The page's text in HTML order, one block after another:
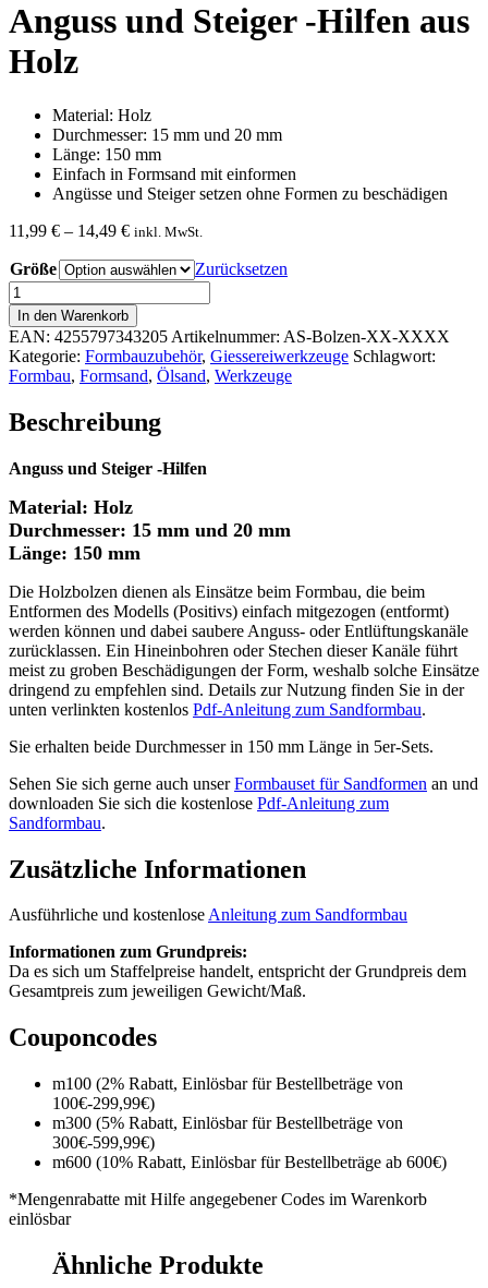
Anguss und Steiger -Hilfen aus
Holz
Material: Holz
Durchmesser: 15 mm und 20 mm
Länge: 150 mm
Einfach in Formsand mit einformen
Angüsse und Steiger setzen ohne Formen zu beschädigen
11,99 € – 14,49 €Preisspanne:
bis
14,49 €
inkl. MwSt.
Größe
Zurücksetzen
Anguss
und
Steiger
-
Hilfen
aus
Menge
In den Warenkorb
EAN: 4255797343205 Artikelnummer: AS-Bolzen-XX-XXXX
Kategorie: Formbauzubehör, Giessereiwerkzeuge Schlagwort:
Formbau, Formsand, Ölsand, Werkzeuge
Beschreibung
Anguss und Steiger -Hilfen
Material: Holz
Durchmesser: 15 mm und 20 mm
Länge: 150 mm
Die Holzbolzen dienen als Einsätze beim Formbau, die beim
Entformen des Modells (Positivs) einfach mitgezogen (entformt)
werden können und dabei saubere Anguss- oder Entlüftungskanäle
zurücklassen. Ein Hineinbohren oder Stechen dieser Kanäle führt
meist zu groben Beschädigungen der Form, weshalb solche Einsätze
dringend zu empfehlen sind. Details zur Nutzung finden Sie in der
unten verlinkten kostenlos Pdf-Anleitung zum Sandformbau.
Sie erhalten beide Durchmesser in 150 mm Länge in 5er-Sets.
Sehen Sie sich gerne auch unserFormbauset für Sandformen an und
downloaden Sie sich die kostenlose Pdf-Anleitung zum
Sandformbau.
Zusätzliche Informationen
Ausführliche und kostenloseAnleitung zum Sandformbau
Informationen zum Grundpreis:
Da es sich um Staffelpreise handelt, entspricht der Grundpreis dem
Gesamtpreis zum jeweiligen Gewicht/Maß.
Couponcodes
m100 (2% Rabatt, Einlösbar für Bestellbeträge von
100€-299,99€)
m300 (5% Rabatt, Einlösbar für Bestellbeträge von
300€-599,99€)
m600 (10% Rabatt, Einlösbar für Bestellbeträge ab 600€)
*Mengenrabatte mit Hilfe angegebener Codes im Warenkorb
einlösbar
Ähnliche Produkte